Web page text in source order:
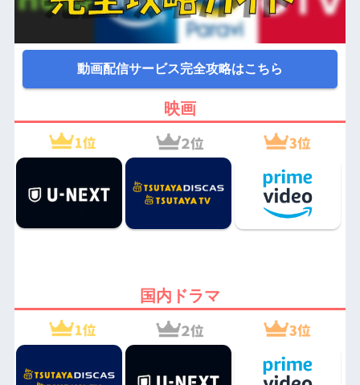
動画配信サービス完全攻略はこちら
映画
国内ドラマ